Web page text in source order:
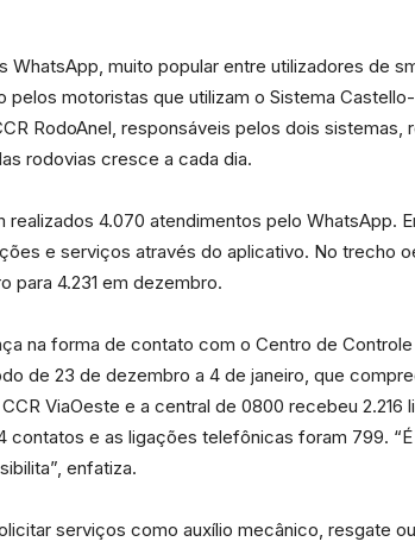
WhatsApp, muito popular entre utilizadores de
motoristas que utilizam o Sistema
RodoAnel, responsáveis pelos dois sistemas,
rodovias cresce a cada dia.
4.070 atendimentos pelo WhatsApp.
e serviços através do aplicativo. No trecho
para 4.231 em dezembro.
na forma de contato com o Centro de
de 23 de dezembro a 4 de janeiro, que
ViaOeste e a central de 0800 recebeu 2.216
e as ligações telefônicas foram 799.
enfatiza.
serviços como auxílio mecânico, resgate